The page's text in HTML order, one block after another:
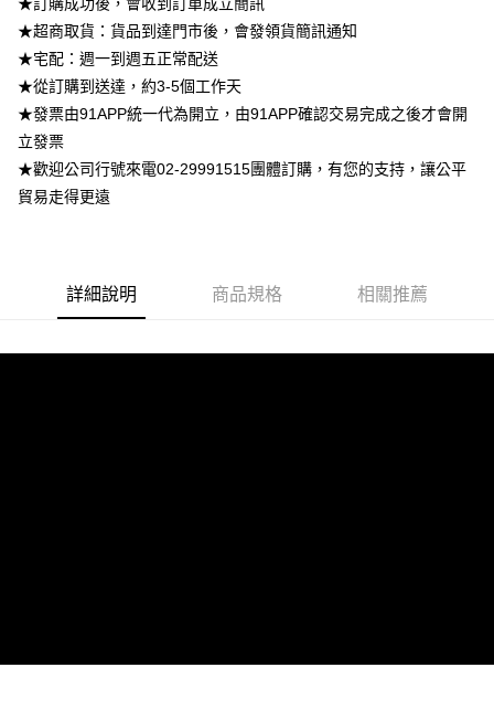
萊爾富取貨付款
每筆NT$100，滿NT$699(含以上)免運費
每筆NT$100，滿NT$699(含以上)免運費
7-11付款取貨
每筆NT$100，滿NT$699(含以上)免運費
★超商取貨：貨品到達門市後，會發領貨簡訊通知
★宅配：週一到週五正常配送
★從訂購到送達，約3-5個工作天
★發票由91APP統一代為開立，由91APP確認交易完成之後才會開
立發票
★歡迎公司行號來電02-29991515團體訂購，有您的支持，讓公平
貿易走得更遠
詳細說明 商品規格 相關推薦